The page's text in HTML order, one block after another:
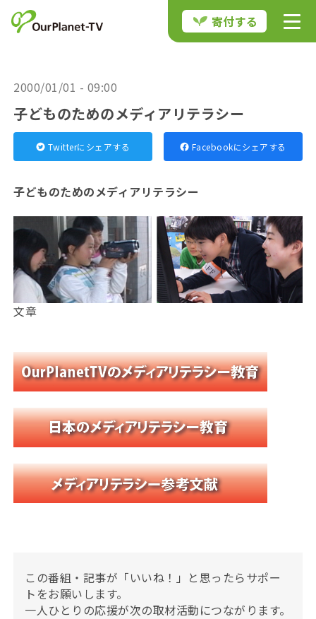
寄付する
2000/01/01 - 09:00
子どものためのメディアリテラシー
Twitterにシェアする Facebookにシェアする
子どものためのメディアリテラシー
文章
この番組・記事が「いいね！」と思ったらサポー
トをお願いします。
一人ひとりの応援が次の取材活動につながります。